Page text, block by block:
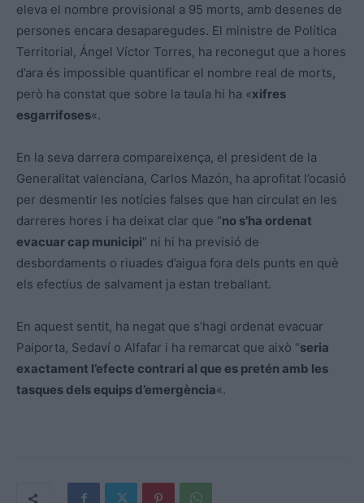
eleva el nombre provisional a 95 morts, amb desenes de
persones encara desaparegudes. El ministre de Política
Territorial, Ángel Víctor Torres, ha reconegut que a hores
d’ara és impossible quantificar el nombre real de morts,
però ha constat que sobre la taula hi ha «xifres
esgarrifoses«.
En la seva darrera compareixença, el president de la
Generalitat valenciana, Carlos Mazón, ha aprofitat l’ocasió
per desmentir les notícies falses que han circulat en les
darreres hores i ha deixat clar que “no s’ha ordenat
evacuar cap municipi” ni hi ha previsió de
desbordaments o riuades d’aigua fora dels punts en què
els efectius de salvament ja estan treballant.
En aquest sentit, ha negat que s’hagi ordenat evacuar
Paiporta, Sedaví o Alfafar i ha remarcat que això “seria
exactament l’efecte contrari al que es pretén amb les
tasques dels equips d’emergència«.